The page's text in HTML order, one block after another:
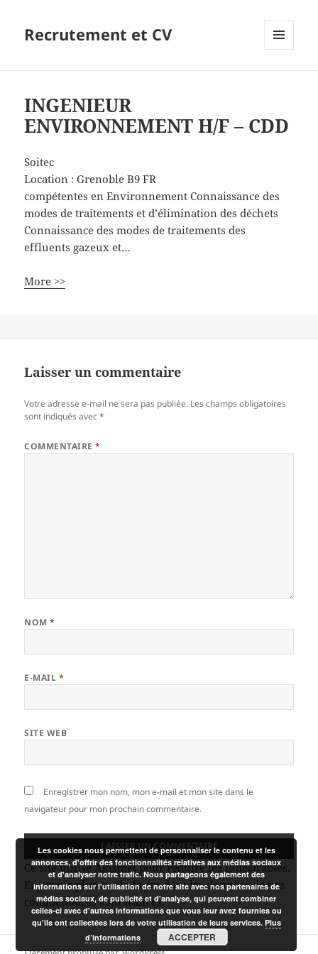
Recrutement et CV
INGENIEUR
ENVIRONNEMENT H/F – CDD
Soitec
Location :Grenoble B9 FR
compétentes en Environnement Connaissance des
modes de traitements et d’élimination des déchets
Connaissance des modes de traitements des
effluents gazeux et…
More >>
Laisser un commentaire
Votre adresse e-mail ne sera pas publiée. Les champs obligatoires
sont indiqués avec*
COMMENTAIRE*
NOM*
E-MAIL *
SITE WEB
Enregistrer mon nom, mon e-mail et mon site dans le
navigateur pour mon prochain commentaire.
Ce site utilise Akismet pour réduire les indésirables.
En savoir plus sur la façon dont les données de vos
commentaires sont traitées.
Les cookies nous permettent de personnaliser le contenu et les
annonces, d'offrir des fonctionnalités relatives aux médias sociaux
et d'analyser notre trafic. Nous partageons également des
informations sur l'utilisation de notre site avec nos partenaires de
médias sociaux, de publicité et d'analyse, qui peuvent combiner
celles-ci avec d'autres informations que vous leur avez fournies ou
qu'ils ont collectées lors de votre utilisation de leurs services. Plus
d’informations
ACCEPTER